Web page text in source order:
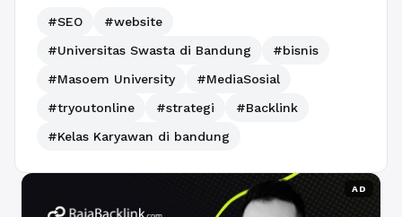
#SEO
#website
#Universitas Swasta di Bandung
#bisnis
#Masoem University
#MediaSosial
#tryoutonline
#strategi
#Backlink
#Kelas Karyawan di bandung
AD